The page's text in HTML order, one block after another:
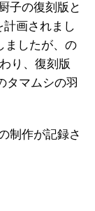
子の復刻版と
画されまし
ましたが、の
り、復刻版
タマムシの羽
制作が記録さ